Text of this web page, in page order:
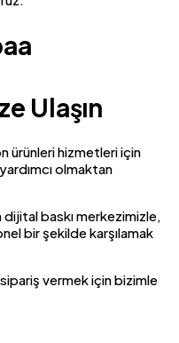
Ulaşın
ürünleri hizmetleri için
olmaktan
baskı merkezimizle,
bir şekilde karşılamak
vermek için bizimle